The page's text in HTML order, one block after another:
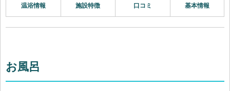
温浴情報 施設特徴 口コミ 基本情報
お風呂